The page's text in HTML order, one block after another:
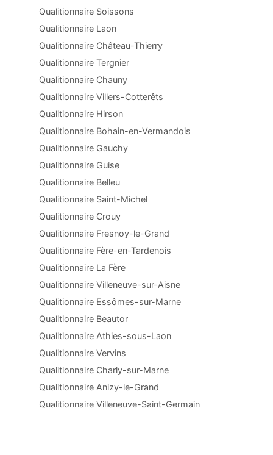
Qualitionnaire Soissons
Qualitionnaire Laon
Qualitionnaire Château-Thierry
Qualitionnaire Tergnier
Qualitionnaire Chauny
Qualitionnaire Villers-Cotterêts
Qualitionnaire Hirson
Qualitionnaire Bohain-en-Vermandois
Qualitionnaire Gauchy
Qualitionnaire Guise
Qualitionnaire Belleu
Qualitionnaire Saint-Michel
Qualitionnaire Crouy
Qualitionnaire Fresnoy-le-Grand
Qualitionnaire Fère-en-Tardenois
Qualitionnaire La Fère
Qualitionnaire Villeneuve-sur-Aisne
Qualitionnaire Essômes-sur-Marne
Qualitionnaire Beautor
Qualitionnaire Athies-sous-Laon
Qualitionnaire Vervins
Qualitionnaire Charly-sur-Marne
Qualitionnaire Anizy-le-Grand
Qualitionnaire Villeneuve-Saint-Germain